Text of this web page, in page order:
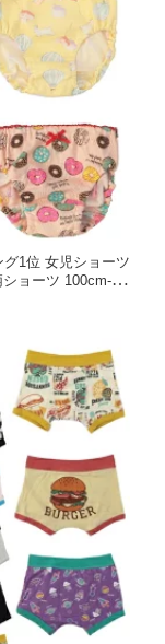
グ1位 女児ショーツ
ョーツ 100cm-14
の子ショーツ 女
ント消化 買いまわ